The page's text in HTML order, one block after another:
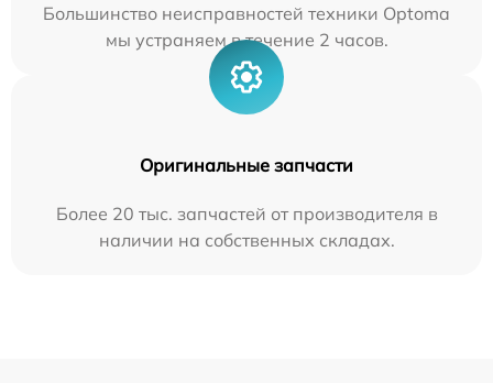
Большинство неисправностей техники Optoma
мы устраняем в течение 2 часов.
Оригинальные запчасти
Более 20 тыс. запчастей от производителя в
наличии на собственных складах.